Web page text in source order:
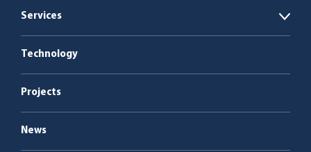
Boiler plants
Services
Open
Service & maintenance
Technology
Projects
News